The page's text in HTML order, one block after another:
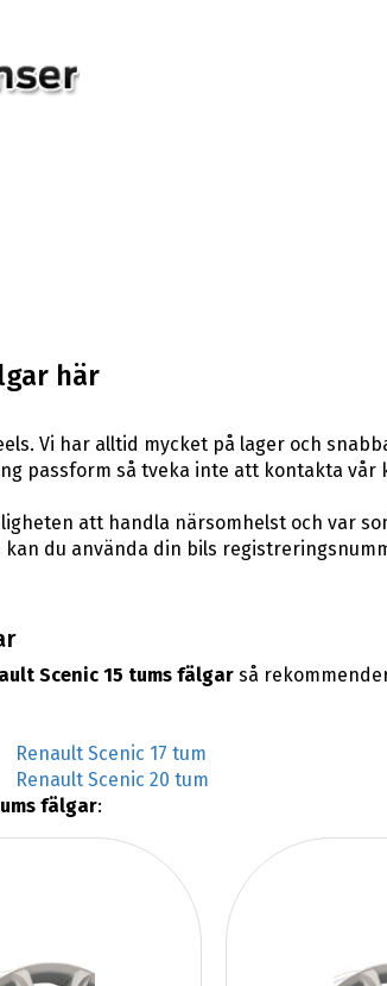
här
Vi har alltid mycket på lager och
passform så tveka inte att kontakta vår
att handla närsomhelst och var
kan du använda din bils
Scenic 15 tums fälgarså
Renault Scenic 17 tum
Renault Scenic 20 tum
fälgar: